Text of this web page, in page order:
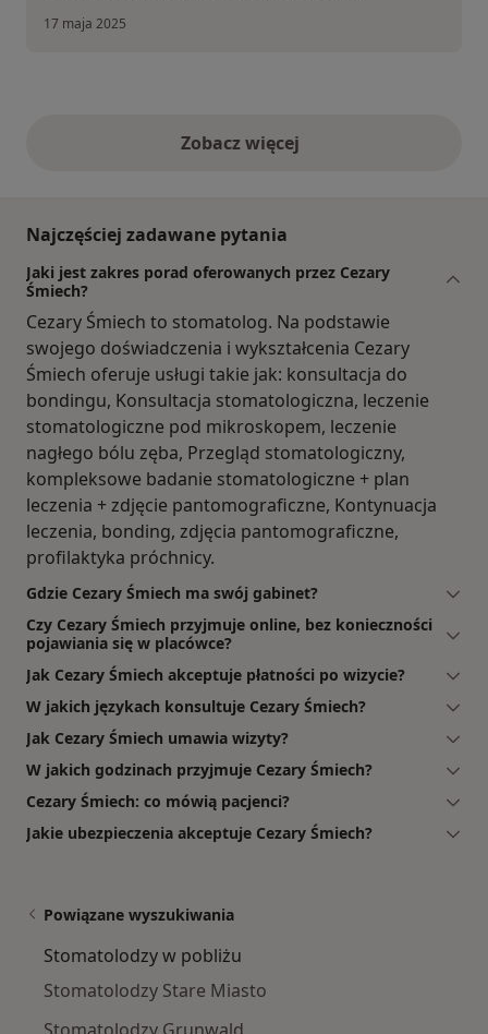
17 maja 2025
Zobacz więcejopinie powyżej
Najczęściej zadawane pytania
Jaki jest zakres porad oferowanych przez Cezary
Śmiech?
Cezary Śmiech to stomatolog. Na podstawie
swojego doświadczenia i wykształcenia Cezary
Śmiech oferuje usługi takie jak: konsultacja do
bondingu, Konsultacja stomatologiczna, leczenie
stomatologiczne pod mikroskopem, leczenie
nagłego bólu zęba, Przegląd stomatologiczny,
kompleksowe badanie stomatologiczne + plan
leczenia + zdjęcie pantomograficzne, Kontynuacja
leczenia, bonding, zdjęcia pantomograficzne,
profilaktyka próchnicy.
Gdzie Cezary Śmiech ma swój gabinet?
Czy Cezary Śmiech przyjmuje online, bez konieczności
pojawiania się w placówce?
Jak Cezary Śmiech akceptuje płatności po wizycie?
W jakich językach konsultuje Cezary Śmiech?
Jak Cezary Śmiech umawia wizyty?
W jakich godzinach przyjmuje Cezary Śmiech?
Cezary Śmiech: co mówią pacjenci?
Jakie ubezpieczenia akceptuje Cezary Śmiech?
Powiązane wyszukiwania
Stomatolodzy w pobliżu
Stomatolodzy Stare Miasto
Stomatolodzy Grunwald